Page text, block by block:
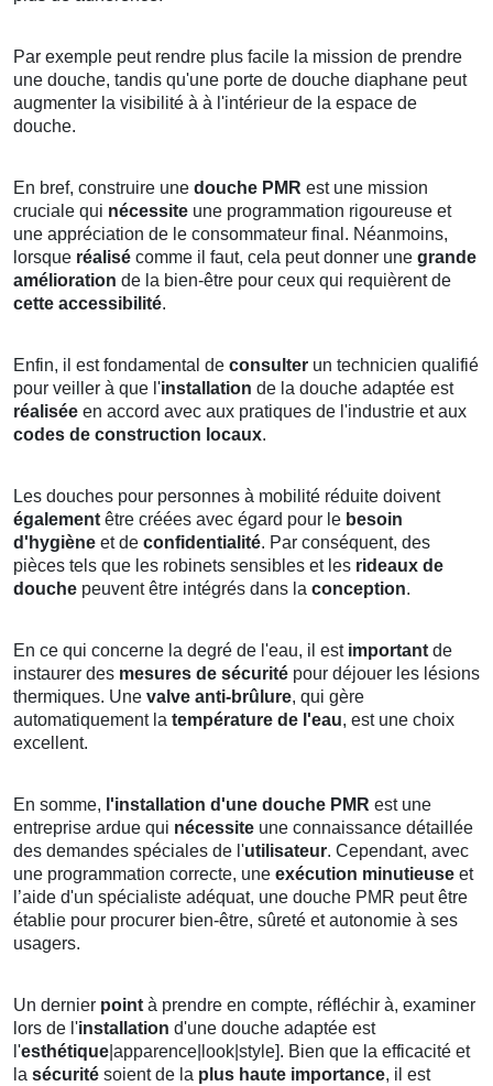
Par exemple peut rendre plus facile la mission de prendre
une douche, tandis qu'une porte de douche diaphane peut
augmenter la visibilité à à l'intérieur de la espace de
douche.
En bref, construire une douche PMR est une mission
cruciale qui nécessite une programmation rigoureuse et
une appréciation de le consommateur final. Néanmoins,
lorsque réalisé comme il faut, cela peut donner une grande
amélioration de la bien-être pour ceux qui requièrent de
cette accessibilité.
Enfin, il est fondamental de consulter un technicien qualifié
pour veiller à que l'installation de la douche adaptée est
réalisée en accord avec aux pratiques de l'industrie et aux
codes de construction locaux.
Les douches pour personnes à mobilité réduite doivent
également être créées avec égard pour le besoin
d'hygiène et de confidentialité. Par conséquent, des
pièces tels que les robinets sensibles et les rideaux de
douche peuvent être intégrés dans la conception.
En ce qui concerne la degré de l'eau, il est important de
instaurer des mesures de sécurité pour déjouer les lésions
thermiques. Une valve anti-brûlure, qui gère
automatiquement la température de l'eau, est une choix
excellent.
En somme, l'installation d'une douche PMR est une
entreprise ardue qui nécessite une connaissance détaillée
des demandes spéciales de l'utilisateur. Cependant, avec
une programmation correcte, une exécution minutieuse et
l’aide d'un spécialiste adéquat, une douche PMR peut être
établie pour procurer bien-être, sûreté et autonomie à ses
usagers.
Un dernier point à prendre en compte, réfléchir à, examiner
lors de l'installation d'une douche adaptée est
l'esthétique |apparence|look|style]. Bien que la efficacité et
la sécurité soient de la plus haute importance, il est